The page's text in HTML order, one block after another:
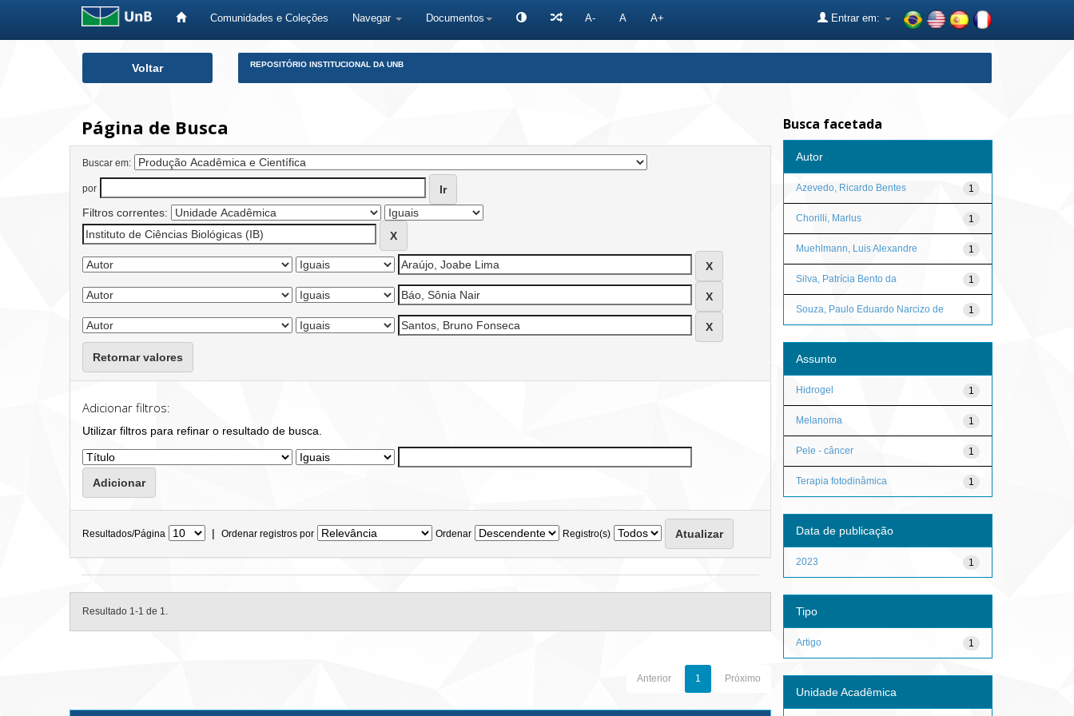
Comunidades e Coleções Navegar Documentos A- A A+ Entrar em:
Voltar REPOSITÓRIO INSTITUCIONAL DA UNB
Página de Busca
Buscar em:
por
Filtros correntes:
Retornar valores
Adicionar filtros:
Utilizar filtros para refinar o resultado de busca.
Resultados/Página | Ordenar registros por Ordenar Registro(s)
Resultado 1-1 de 1.
Anterior 1 Próximo
Busca facetada
Autor
1
Azevedo, Ricardo Bentes
1
Chorilli, Marlus
1
Muehlmann, Luis Alexandre
1
Silva, Patrícia Bento da
1
Souza, Paulo Eduardo Narcizo de
Assunto
1
Hidrogel
1
Melanoma
1
Pele - câncer
1
Terapia fotodinâmica
Data de publicação
1
2023
Tipo
1
Artigo
Unidade Acadêmica